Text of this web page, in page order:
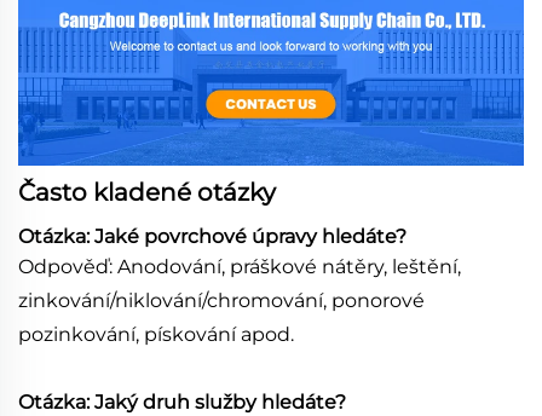
Často kladené otázky
Otázka: Jaké povrchové úpravy hledáte?
Odpověď: Anodování, práškové nátěry, leštění,
zinkování/niklování/chromování, ponorové
pozinkování, pískování apod.
Otázka: Jaký druh služby hledáte?